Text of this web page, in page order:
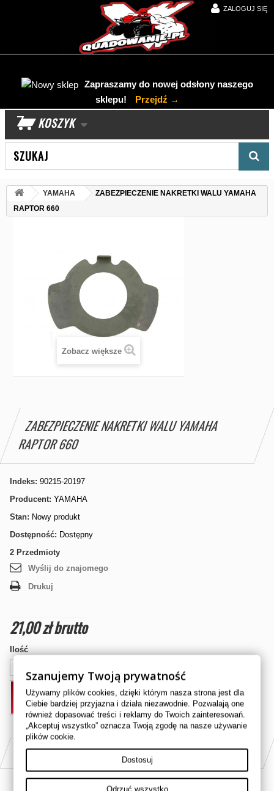
ZALOGUJ SIĘ
Zapraszamy do nowej odsłony naszego
sklepu!
Przejdź →
KOSZYK
YAMAHA
ZABEZPIECZENIE NAKRETKI WALU YAMAHA
RAPTOR 660
Zobacz większe
ZABEZPIECZENIE NAKRETKI WALU YAMAHA
RAPTOR 660
Indeks: 90215-20197
Producent: YAMAHA
Stan: Nowy produkt
Dostępność: Dostępny
2 Przedmioty
Wyślij do znajomego
Drukuj
21,00 złbrutto
Ilość
DODAJ DO KOSZYKA
PASUJE DO
YAMAHA 660cc YFM 660 R RAPTOR 2001
Szanujemy Twoją prywatność
Używamy plików cookies, dzięki którym nasza strona jest dla
Ciebie bardziej przyjazna i działa niezawodnie. Pozwalają one
również dopasować treści i reklamy do Twoich zainteresowań.
„Akceptuj wszystko” oznacza Twoją zgodę na nasze używanie
plików cookie.
Dostosuj
Odrzuć wszystko